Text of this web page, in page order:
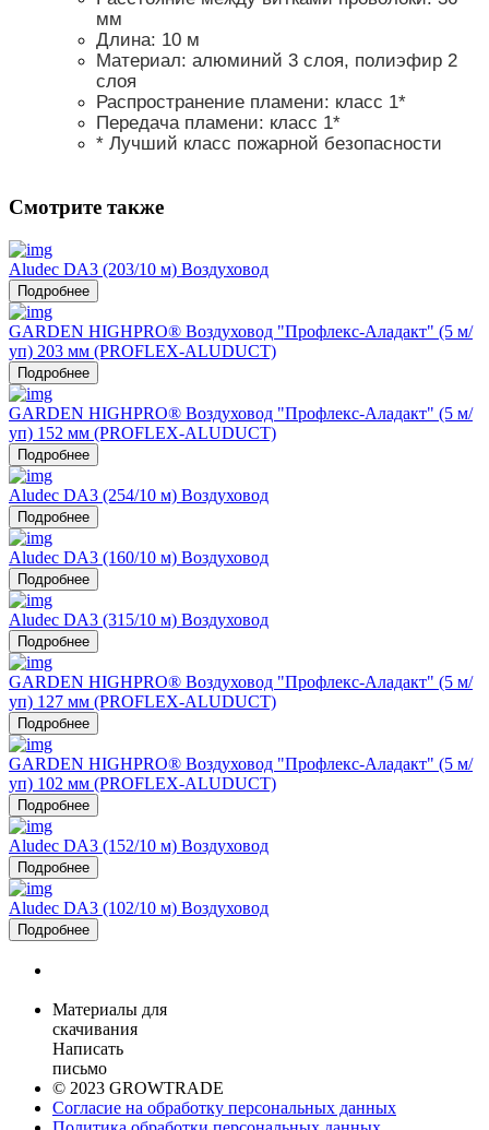
мм
Длина: 10 м
Материал: алюминий 3 слоя, полиэфир 2
слоя
Распространение пламени: класс 1*
Передача пламени: класс 1*
* Лучший класс пожарной безопасности
Смотрите также
Aludec DA3 (203/10 м) Воздуховод
Подробнее
GARDEN HIGHPRO® Воздуховод "Профлекс-Аладакт" (5 м/
уп) 203 мм (PROFLEX-ALUDUCT)
Подробнее
GARDEN HIGHPRO® Воздуховод "Профлекс-Аладакт" (5 м/
уп) 152 мм (PROFLEX-ALUDUCT)
Подробнее
Aludec DA3 (254/10 м) Воздуховод
Подробнее
Aludec DA3 (160/10 м) Воздуховод
Подробнее
Aludec DA3 (315/10 м) Воздуховод
Подробнее
GARDEN HIGHPRO® Воздуховод "Профлекс-Аладакт" (5 м/
уп) 127 мм (PROFLEX-ALUDUCT)
Подробнее
GARDEN HIGHPRO® Воздуховод "Профлекс-Аладакт" (5 м/
уп) 102 мм (PROFLEX-ALUDUCT)
Подробнее
Aludec DA3 (152/10 м) Воздуховод
Подробнее
Aludec DA3 (102/10 м) Воздуховод
Подробнее
Материалы для
скачивания
Написать
письмо
© 2023 GROWTRADE
Согласие на обработку персональных данных